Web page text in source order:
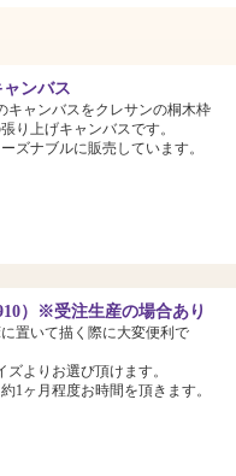
ンバス
キャンバスをクレサンの桐木枠
り上げキャンバスです。
ズナブルに販売しています。
）※受注生産の場合あり
置いて描く際に大変便利で
ズよりお選び頂けます。
1ヶ月程度お時間を頂きます。